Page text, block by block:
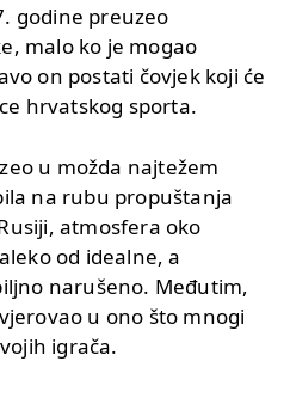
godine preuzeo
malo ko je mogao
on postati čovjek koji će
hrvatskog sporta.
u možda najtežem
na rubu propuštanja
atmosfera oko
od idealne, a
narušeno. Međutim,
u ono što mnogi
igrača.